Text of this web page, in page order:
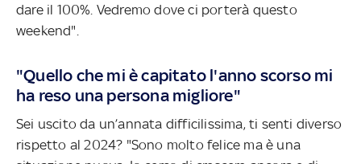
dare il 100%. Vedremo dove ci porterà questo
weekend".
"Quello che mi è capitato l'anno scorso mi
ha reso una persona migliore"
Sei uscito da un’annata difficilissima, ti senti diverso
rispetto al 2024? "Sono molto felice ma è una